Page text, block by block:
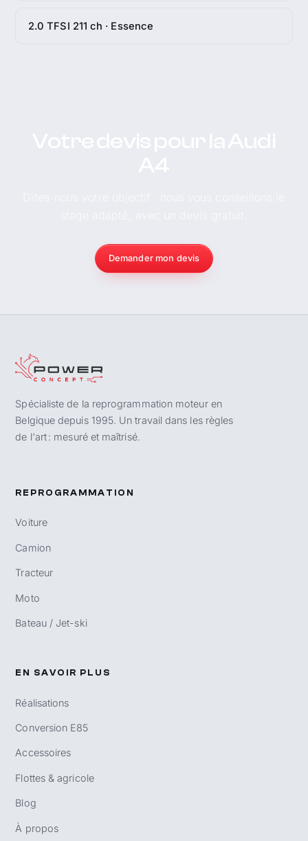
2.0 TFSI 211 ch · Essence
Demander mon devis
Spécialiste de la reprogrammation moteur en
Belgique depuis 1995. Un travail dans les règles
de l'art : mesuré et maîtrisé.
REPROGRAMMATION
Voiture
Camion
Tracteur
Moto
Bateau / Jet-ski
EN SAVOIR PLUS
Réalisations
Conversion E85
Accessoires
Flottes & agricole
Blog
À propos